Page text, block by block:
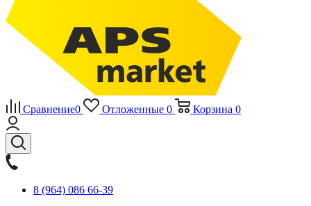
Сравнение0 Отложенные 0 Корзина 0
8 (964) 086 66-39